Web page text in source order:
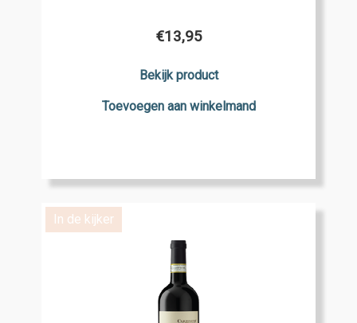
€13,95
Bekijk product
Toevoegen aan winkelmand
In de kijker